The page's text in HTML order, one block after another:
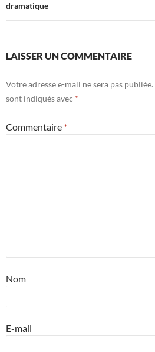
dramatique
LAISSER UN COMMENTAIRE
Votre adresse e-mail ne sera pas publiée.
sont indiqués avec *
Commentaire *
Nom
E-mail